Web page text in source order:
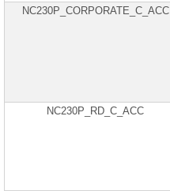
NC230P_CORPORATE_C_ACC
NC230P_RD_C_ACC